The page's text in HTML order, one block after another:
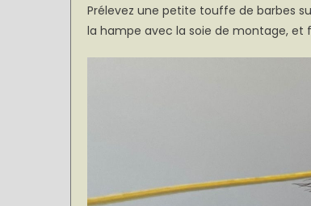
Prélevez une petite touffe de barbes
la hampe avec la soie de montage, et